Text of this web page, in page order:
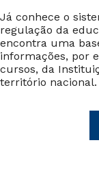
Já conhece o
regulação da
encontra uma
informações, por
cursos, da
território nacional.